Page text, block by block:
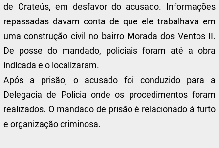
de Crateús, em desfavor do acusado. Informações
repassadas davam conta de que ele trabalhava em
uma construção civil no bairro Morada dos Ventos II.
De posse do mandado, policiais foram até a obra
indicada e o localizaram.
Após a prisão, o acusado foi conduzido para a
Delegacia de Polícia onde os procedimentos foram
realizados. O mandado de prisão é relacionado à furto
e organização criminosa.